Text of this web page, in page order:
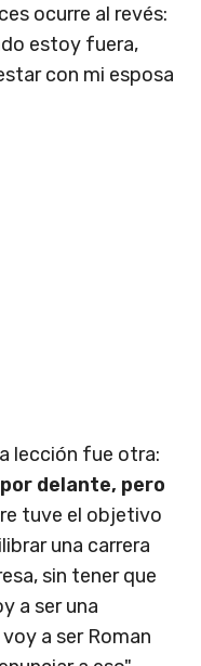
ocurre al revés:
estoy fuera,
con mi esposa
lección fue otra:
delante, pero
tuve el objetivo
una carrera
sin tener que
a ser una
a ser Roman